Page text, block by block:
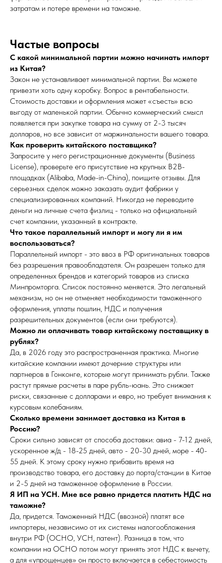
затратам и потере времени на таможне.
Частые вопросы
С какой минимальной партии можно начинать импорт
из Китая?
Закон не устанавливает минимальной партии. Вы можете
привезти хоть одну коробку. Вопрос в рентабельности.
Стоимость доставки и оформления может «съесть» всю
выгоду от маленькой партии. Обычно коммерческий смысл
появляется при закупке товара на сумму от 2-3 тысяч
долларов, но все зависит от маржинальности вашего товара.
Как проверить китайского поставщика?
Запросите у него регистрационные документы (Business
License), проверьте его присутствие на крупных B2B-
площадках (Alibaba, Made-in-China), поищите отзывы. Для
серьезных сделок можно заказать аудит фабрики у
специализированных компаний. Никогда не переводите
деньги на личные счета физлиц - только на официальный
счет компании, указанный в контракте.
Что такое параллельный импорт и могу ли я им
воспользоваться?
Параллельный импорт - это ввоз в РФ оригинальных товаров
без разрешения правообладателя. Он разрешен только для
определенных брендов и категорий товаров из списка
Минпромторга. Список постоянно меняется. Это легальный
механизм, но он не отменяет необходимости таможенного
оформления, уплаты пошлин, НДС и получения
разрешительных документов (если они требуются).
Можно ли оплачивать товар китайскому поставщику в
рублях?
Да, в 2026 году это распространенная практика. Многие
китайские компании имеют дочерние структуры или
партнеров в Гонконге, которые могут принимать рубли. Также
растут прямые расчеты в паре рубль-юань. Это снижает
риски, связанные с долларами и евро, но требует внимания к
курсовым колебаниям.
Сколько времени занимает доставка из Китая в
Россию?
Сроки сильно зависят от способа доставки: авиа - 7-12 дней,
ускоренное ж/д - 18-25 дней, авто - 20-30 дней, море - 40-
55 дней. К этому сроку нужно прибавить время на
производство товара, его доставку до порта/станции в Китае
и 2-5 дней на таможенное оформление в России.
Я ИП на УСН. Мне все равно придется платить НДС на
таможне?
Да, придется. Таможенный НДС (ввозной) платят все
импортеры, независимо от их системы налогообложения
внутри РФ (ОСНО, УСН, патент). Разница в том, что
компании на ОСНО потом могут принять этот НДС к вычету,
а для «упрощенцев» он просто включается в себестоимость